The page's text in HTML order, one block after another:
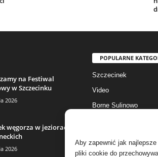
Aby zapewnić jak
pliki cookie do
na Festiwal
w Szczecinku
2026
węgorza w jeziorach
2026
POPULARNE
Szczecinek
Video
Borne Sulinowo
Biały Bór